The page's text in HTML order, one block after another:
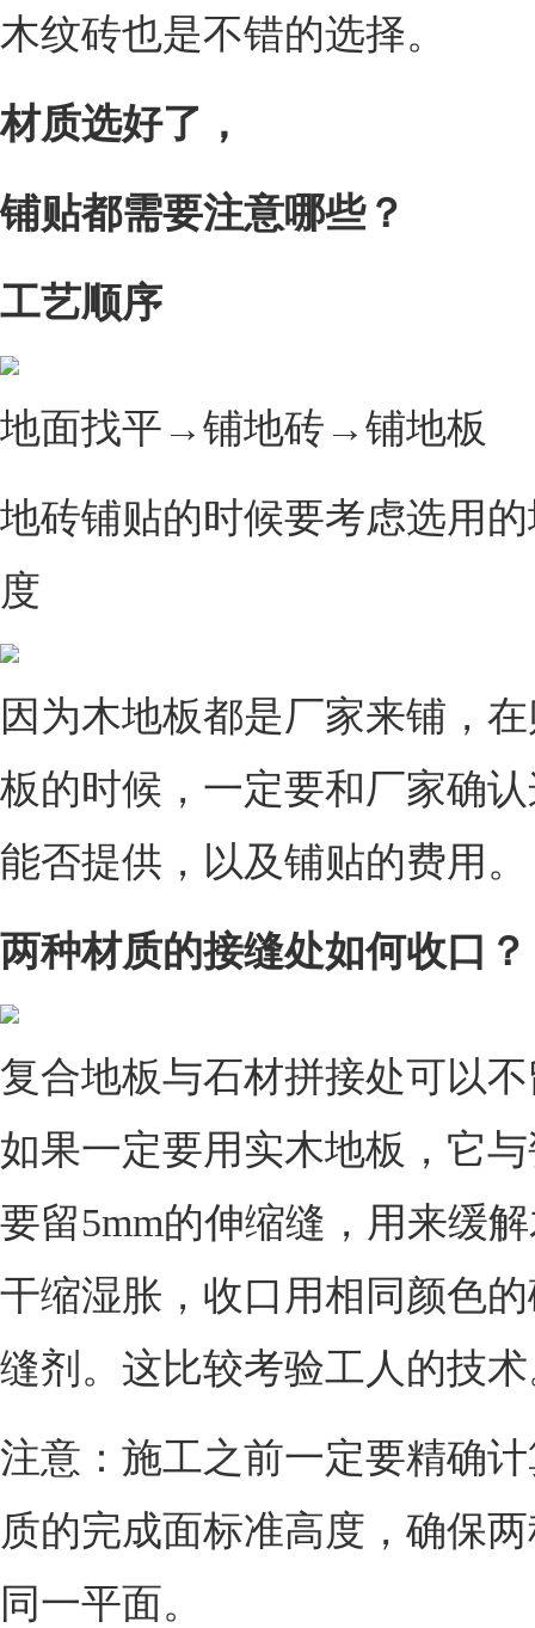
木纹砖也是不错的选择。
材质选好了，
铺贴都需要注意哪些？
工艺顺序
地面找平→铺地砖→铺地板
地砖铺贴的时候要考虑选用
度
因为木地板都是厂家来铺，
板的时候，一定要和厂家确
能否提供，以及铺贴的费用。
两种材质的接缝处如何收口？
复合地板与石材拼接处可以
如果一定要用实木地板，它
要留5mm的伸缩缝，用来缓
干缩湿胀，收口用相同颜色
缝剂。这比较考验工人的技
注意：施工之前一定要精确
质的完成面标准高度，确保
同一平面。